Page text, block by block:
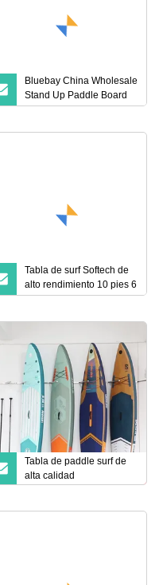
Bluebay China Wholesale
Stand Up Paddle Board
Tabla de surf suave Sup
Tabla de surf Softech de
alto rendimiento 10 pies 6
espuma Stand up Paddle
Tabla de paddle surf de
alta calidad